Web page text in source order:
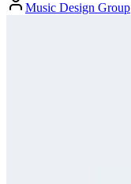
Music Design Group